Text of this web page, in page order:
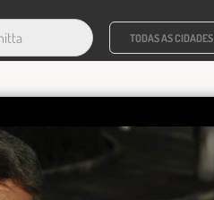
TODAS AS CIDADES